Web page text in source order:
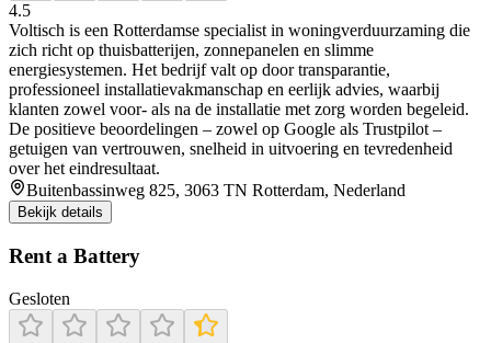
4.5
Voltisch is een Rotterdamse specialist in woningverduurzaming die
zich richt op thuisbatterijen, zonnepanelen en slimme
energiesystemen. Het bedrijf valt op door transparantie,
professioneel installatievakmanschap en eerlijk advies, waarbij
klanten zowel voor- als na de installatie met zorg worden begeleid.
De positieve beoordelingen – zowel op Google als Trustpilot –
getuigen van vertrouwen, snelheid in uitvoering en tevredenheid
over het eindresultaat.
Buitenbassinweg 825, 3063 TN Rotterdam, Nederland
Bekijk details
Rent a Battery
Gesloten